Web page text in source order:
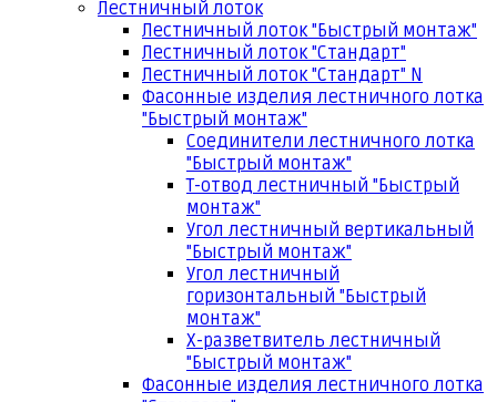
Лестничный лоток
Лестничный лоток "Быстрый монтаж"
Лестничный лоток "Стандарт"
Лестничный лоток "Стандарт" N
Фасонные изделия лестничного лотка
"Быстрый монтаж"
Соединители лестничного лотка
"Быстрый монтаж"
Т-отвод лестничный "Быстрый
монтаж"
Угол лестничный вертикальный
"Быстрый монтаж"
Угол лестничный
горизонтальный "Быстрый
монтаж"
Х-разветвитель лестничный
"Быстрый монтаж"
Фасонные изделия лестничного лотка